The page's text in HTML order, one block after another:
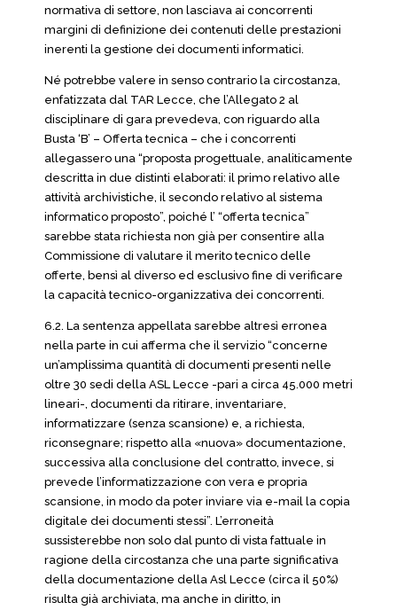
normativa di settore, non lasciava ai concorrenti
margini di definizione dei contenuti delle prestazioni
inerenti la gestione dei documenti informatici.
Né potrebbe valere in senso contrario la circostanza,
enfatizzata dal TAR Lecce, che l’Allegato 2 al
disciplinare di gara prevedeva, con riguardo alla
Busta ‘B’ – Offerta tecnica – che i concorrenti
allegassero una “proposta progettuale, analiticamente
descritta in due distinti elaborati: il primo relativo alle
attività archivistiche, il secondo relativo al sistema
informatico proposto”, poiché l’ “offerta tecnica”
sarebbe stata richiesta non già per consentire alla
Commissione di valutare il merito tecnico delle
offerte, bensì al diverso ed esclusivo fine di verificare
la capacità tecnico-organizzativa dei concorrenti.
6.2. La sentenza appellata sarebbe altresì erronea
nella parte in cui afferma che il servizio “concerne
un’amplissima quantità di documenti presenti nelle
oltre 30 sedi della ASL Lecce -pari a circa 45.000 metri
lineari-, documenti da ritirare, inventariare,
informatizzare (senza scansione) e, a richiesta,
riconsegnare; rispetto alla «nuova» documentazione,
successiva alla conclusione del contratto, invece, si
prevede l’informatizzazione con vera e propria
scansione, in modo da poter inviare via e-mail la copia
digitale dei documenti stessi”. L’erroneità
sussisterebbe non solo dal punto di vista fattuale in
ragione della circostanza che una parte significativa
della documentazione della Asl Lecce (circa il 50%)
risulta già archiviata, ma anche in diritto, in